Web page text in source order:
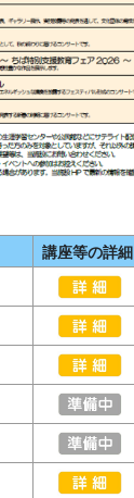
講座等の詳細